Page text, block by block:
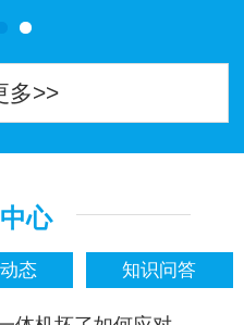
多>>
心
态 知识问答